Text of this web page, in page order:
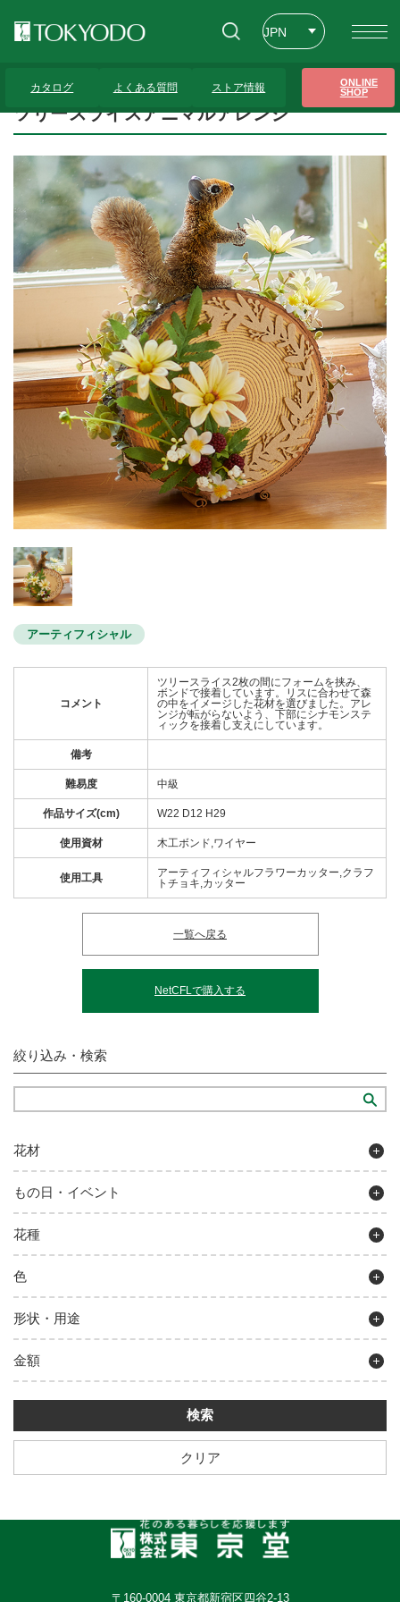
JPN
カタログ よくある質問 ストア情報
ONLINE
SHOP
ツリースライスアニマルアレンジ
ツリースライスアニマルアレンジ
アーティフィシャル
コメント
ツリースライス2枚の間にフォームを挟み、
ボンドで接着しています。リスに合わせて森
の中をイメージした花材を選びました。アレ
ンジが転がらないよう、下部にシナモンステ
ィックを接着し支えにしています。
備考
難易度 中級
作品サイズ(cm) W22 D12 H29
使用資材 木工ボンド,ワイヤー
使用工具
アーティフィシャルフラワーカッター,クラフ
トチョキ,カッター
一覧へ戻る
NetCFLで購入する
絞り込み・検索
花材
もの日・イベント
花種
色
形状・用途
金額
クリア
〒160-0004 東京都新宿区四谷2-13